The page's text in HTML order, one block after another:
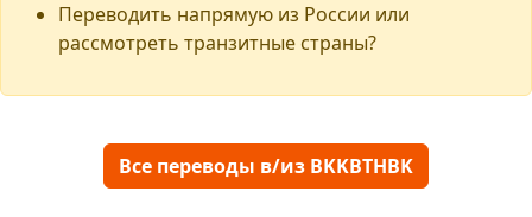
Переводить напрямую из России или
рассмотреть транзитные страны?
Все переводы в/из BKKBTHBK